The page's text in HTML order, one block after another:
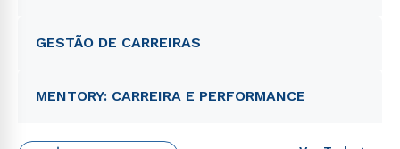
GESTÃO DE CARREIRAS
MENTORY: CARREIRA E PERFORMANCE